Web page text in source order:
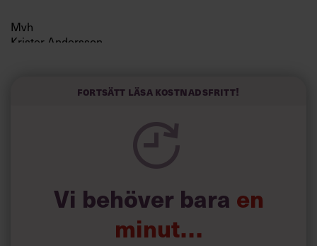
Mvh
Krister Andersson
Fortsätt läsa kostnadsfritt!
Vi behöver bara en
minut…